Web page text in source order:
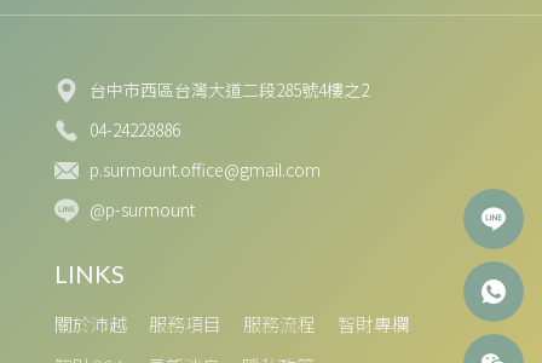
台中市西區台灣大道二段285號4樓之2
04-24228886
p.surmount.office@gmail.com
@p-surmount
關於沛越 服務項目 服務流程
智財專欄